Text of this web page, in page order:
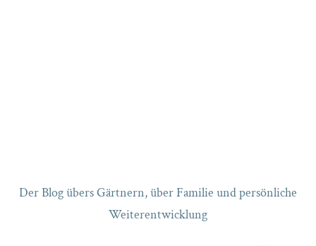
Der Blog übers Gärtnern, über Familie und persönliche
Weiterentwicklung